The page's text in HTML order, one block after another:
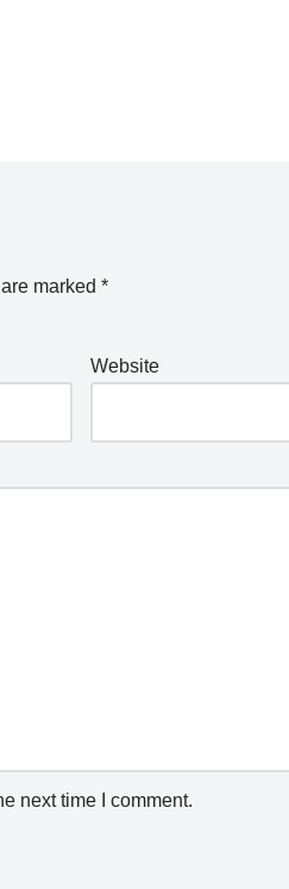
marked *
Website
next time I comment.